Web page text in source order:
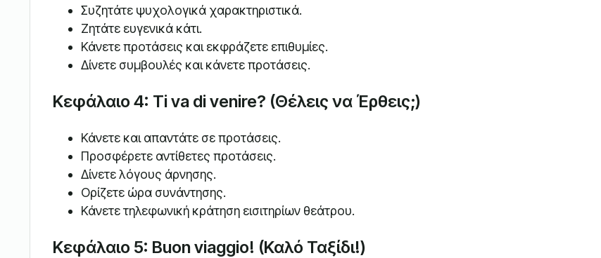
Συζητάτε ψυχολογικά χαρακτηριστικά.
Ζητάτε ευγενικά κάτι.
Κάνετε προτάσεις και εκφράζετε επιθυμίες.
Δίνετε συμβουλές και κάνετε προτάσεις.
Κεφάλαιο 4: Ti va di venire? (Θέλεις να Έρθεις;)
Κάνετε και απαντάτε σε προτάσεις.
Προσφέρετε αντίθετες προτάσεις.
Δίνετε λόγους άρνησης.
Ορίζετε ώρα συνάντησης.
Κάνετε τηλεφωνική κράτηση εισιτηρίων θεάτρου.
Κεφάλαιο 5: Buon viaggio! (Καλό Ταξίδι!)